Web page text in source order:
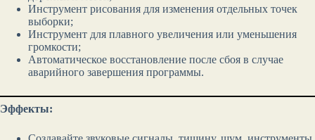
Инструмент рисования для изменения отдельных точек
выборки;
Инструмент для плавного увеличения или уменьшения
громкости;
Автоматическое восстановление после сбоя в случае
аварийного завершения программы.
Эффекты: